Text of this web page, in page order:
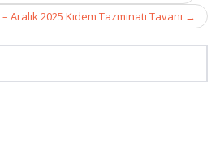
Aralık 2025 Kıdem Tazminatı Tavanı →